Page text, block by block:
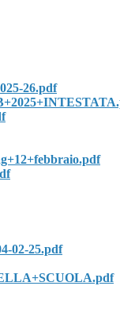
26.pdf
02-25.pdf